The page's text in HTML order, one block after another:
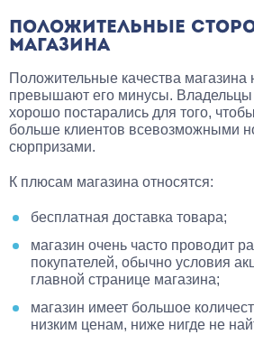
ПОЛОЖИТЕЛЬНЫЕ
МАГАЗИНА
Положительные качества магазина
превышают его минусы. Владельцы
хорошо постарались для того,
больше клиентов всевозможными
сюрпризами.
К плюсам магазина относятся:
бесплатная доставка товара;
магазин очень часто проводит
покупателей, обычно условия
главной странице магазина;
магазин имеет большое
низким ценам, ниже нигде не